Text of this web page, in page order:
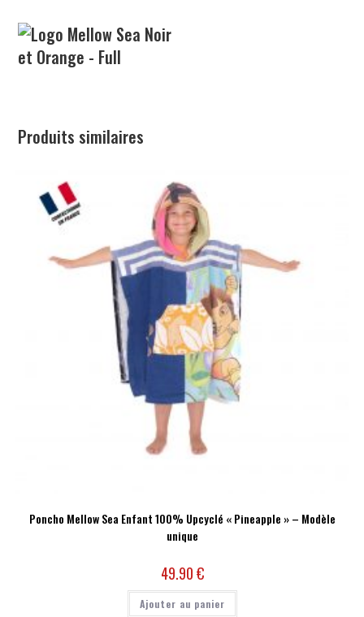
Produits similaires
Poncho Mellow Sea Enfant 100% Upcyclé « Pineapple » – Modèle
unique
49.90€
Ajouter au panier